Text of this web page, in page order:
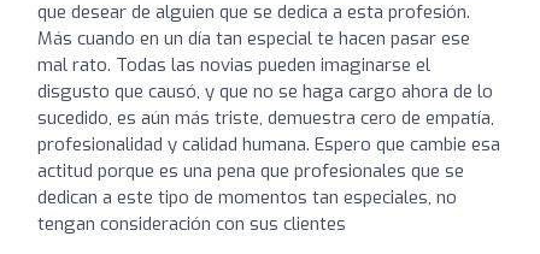
que desear de alguien que se dedica a esta profesión.
Más cuando en un día tan especial te hacen pasar ese
mal rato. Todas las novias pueden imaginarse el
disgusto que causó, y que no se haga cargo ahora de lo
sucedido, es aún más triste, demuestra cero de empatía,
profesionalidad y calidad humana. Espero que cambie esa
actitud porque es una pena que profesionales que se
dedican a este tipo de momentos tan especiales, no
tengan consideración con sus clientes